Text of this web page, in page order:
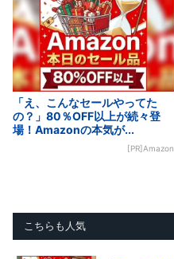
「え、こんなセールやってた
の？」80％OFF以上が続々登
場！Amazonの本気が...
[PR]Amazon
こちらも人気